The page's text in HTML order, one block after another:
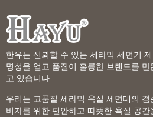
한유는 신뢰할 수 있는 세라믹 세면기
명성을 얻고 품질이 훌륭한 브랜드를 만
고 있습니다.
우리는 고품질 세라믹 욕실 세면대의 겸
비자를 위한 편안하고 따뜻한 욕실 공간